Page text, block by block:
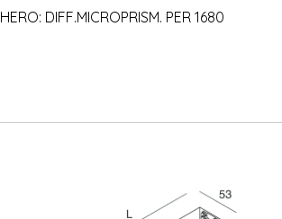
HERO: DIFF.MICROPRISM. PER 1680